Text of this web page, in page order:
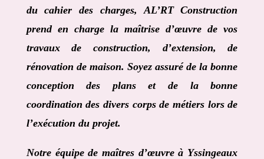
du cahier des charges, AL’RT Construction
prend en charge la maîtrise d’œuvre de vos
travaux de construction, d’extension, de
rénovation de maison. Soyez assuré de la bonne
conception des plans et de la bonne
coordination des divers corps de métiers lors de
l’exécution du projet.
Notre équipe de maîtres d’œuvre à Yssingeaux